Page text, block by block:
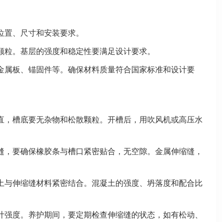
、尺寸和安装要求。
。基层的强度和稳定性要满足设计要求。
板、锚固件等。确保材料质量符合国家标准和设计要
槽底要无杂物和松散颗粒。开槽后，用吹风机或高压水
要确保橡胶条与槽口紧密贴合，无空隙。金属伸缩缝，
伸缩缝材料紧密结合。混凝土的强度、坍落度和配合比
度。养护期间，要定期检查伸缩缝的状态，如有松动、